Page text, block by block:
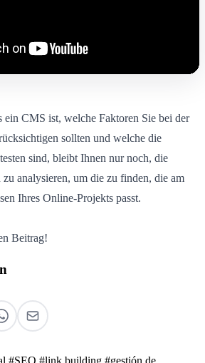
ein CMS ist, welche Faktoren Sie bei der
sollten und welche die
sind, bleibt Ihnen nur noch, die
analysieren, um die zu finden, die am
Ihres Online-Projekts passt.
Beitrag!
#SEO #link building #gestión de